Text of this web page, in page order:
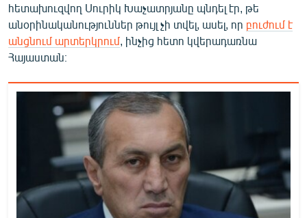
հետախուզվող Սուրիկ Խաչատրյանը պնդել էր, թե
անօրինականություններ թույլ չի տվել, ասել, որ բուժում է
անցնում արտերկրում , ինչից հետո կվերադառնա
Հայաստան։